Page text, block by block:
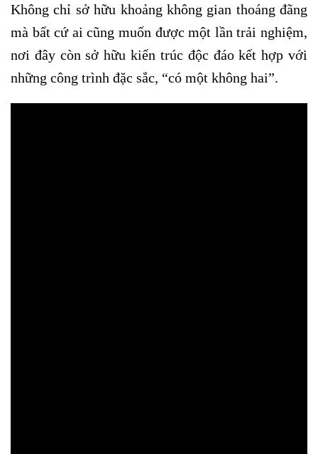
Không chỉ sở hữu khoảng không gian thoáng đãng
mà bất cứ ai cũng muốn được một lần trải nghiệm,
nơi đây còn sở hữu kiến trúc độc đáo kết hợp với
những công trình đặc sắc, “có một không hai”.